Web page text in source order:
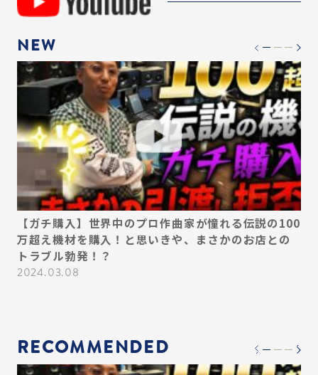
NEW
【ガチ購入】世界中のプロ作曲家が憧れる伝説の100
万超え機材を購入！と思いきや、まさかのお店との
トラブル勃発！？
2024.03.08
RECOMMENDED